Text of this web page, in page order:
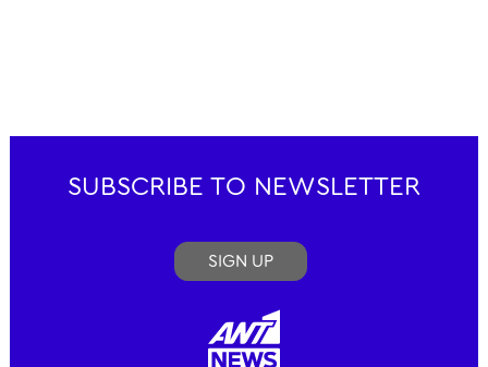
Υποκλοπές: Το “όχι” του Εισαγγελέα του Αρείου Πάγου
ΣΗΜΕΡΑ 20:40
πολύ υψηλού κινδύνου πυρκαγιάς
Oριοθετήθηκε η πυρκαγιά σε έκταση με χαμηλή
SUBSCRIBE TO NEWSLETTER
SIGN UP